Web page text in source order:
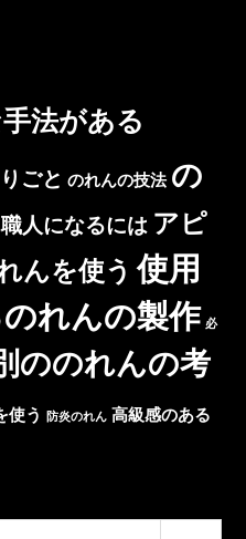
法がある
ごと のれんの技法 の
人になるには アピ
んを使う 使用
れんの製作 必
ののれんの考
使う 防炎のれん 高級感のある